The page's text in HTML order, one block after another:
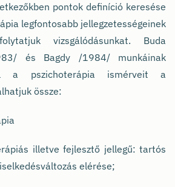
pontok definíció keresése
legfontosabb jellegzetességeinek
vizsgálódásunkat. Buda
és Bagdy /1984/ munkáinak
a pszichoterápia ismérveit a
össze:
illetve fejlesztő jellegű: tartós
elérése;